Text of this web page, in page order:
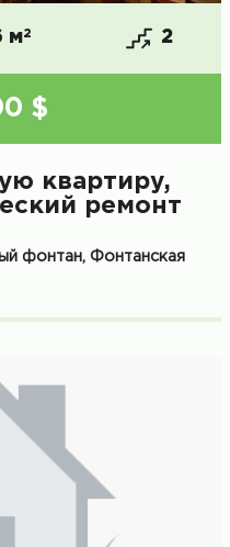
м2 2
$
квартиру,
ремонт
фонтан, Фонтанская